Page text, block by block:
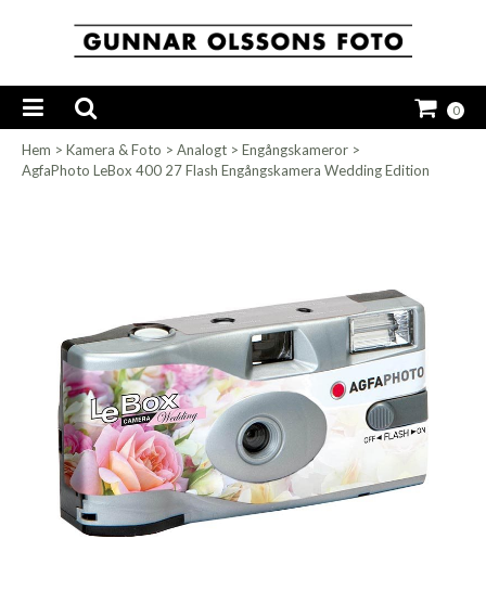
0
Hem > Kamera & Foto > Analogt > Engångskameror >
AgfaPhoto LeBox 400 27 Flash Engångskamera Wedding Edition